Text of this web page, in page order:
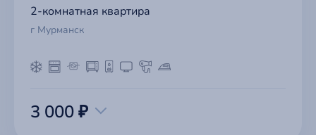
2-комнатная квартира
г Мурманск
3 000 ₽